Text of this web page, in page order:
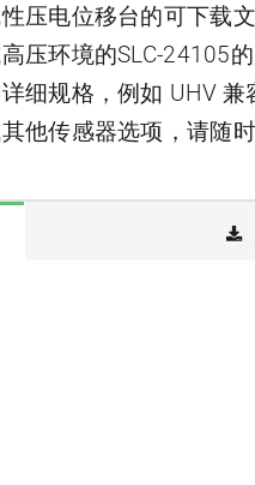
压电位移台的可下载
压环境的SLC-24105
细规格，例如 UHV
他传感器选项，请随时